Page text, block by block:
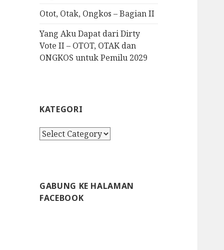
Otot, Otak, Ongkos – Bagian II
Yang Aku Dapat dari Dirty
Vote II – OTOT, OTAK dan
ONGKOS untuk Pemilu 2029
KATEGORI
K
g
o
GABUNG KE HALAMAN
FACEBOOK